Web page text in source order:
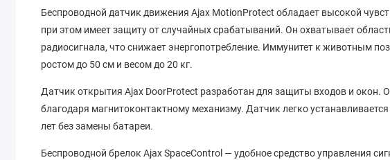
Беспроводной датчик движения Ajax MotionProtect обладает высокой
при этом имеет защиту от случайных срабатываний. Он охватывает
радиосигнала, что снижает энергопотребление. Иммунитет к животным
ростом до 50 см и весом до 20 кг.
Датчик открытия Ajax DoorProtect разработан для защиты входов и окон.
благодаря магнитоконтактному механизму. Датчик легко
лет без замены батареи.
Беспроводной брелок Ajax SpaceControl — удобное средство управления